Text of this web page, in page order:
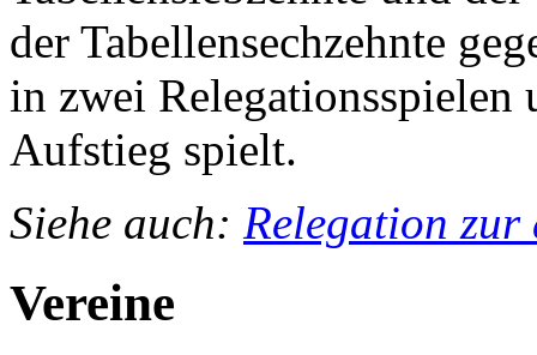
der Tabellensechzehnte
in zwei Relegationsspielen
Aufstieg spielt.
Siehe auch: Relegation
Vereine